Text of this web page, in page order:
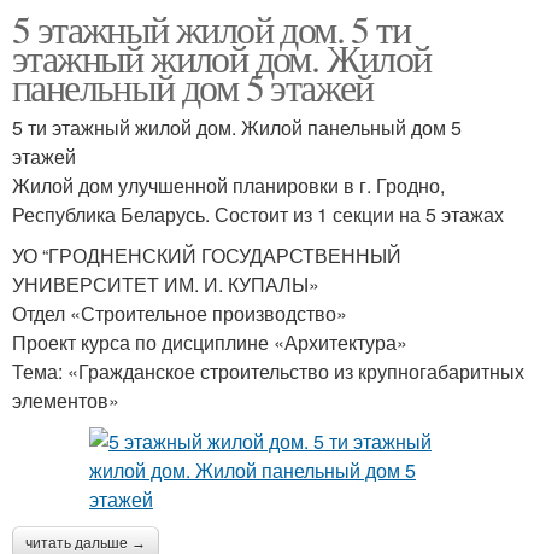
5 этажный жилой дом. 5 ти
этажный жилой дом. Жилой
панельный дом 5 этажей
5 ти этажный жилой дом. Жилой панельный дом 5
этажей
Жилой дом улучшенной планировки в г. Гродно,
Республика Беларусь. Состоит из 1 секции на 5 этажах
УО “ГРОДНЕНСКИЙ ГОСУДАРСТВЕННЫЙ
УНИВЕРСИТЕТ ИМ. И. КУПАЛЫ»
Отдел «Строительное производство»
Проект курса по дисциплине «Архитектура»
Тема: «Гражданское строительство из крупногабаритных
элементов»
читать дальше →